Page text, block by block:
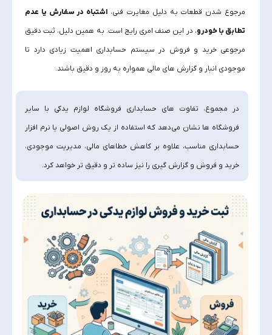
مرجوع شدن قطعات به دلیل مغایرت فنی، اشتباه در سفارش یا عدم
تطابق با خودرو، در این صنف امری رایج است. به همین دلیل، ثبت دقیق
مرجوعی خرید و فروش در سیستم حسابداری اهمیت زیادی دارد تا
موجودی انبار و گزارش‌ های مالی همواره به‌ روز و دقیق باشند.
در مجموع، تفاوت‌ های حسابداری فروشگاه لوازم یدکی با سایر
فروشگاه‌ ها نشان می‌دهد که استفاده از یک روش اصولی یا نرم‌ افزار
حسابداری مناسب، علاوه بر کاهش خطاهای مالی، مدیریت موجودی،
خرید و فروش و گزارش‌ گیری را نیز ساده‌ تر و دقیق‌ تر خواهد کرد.